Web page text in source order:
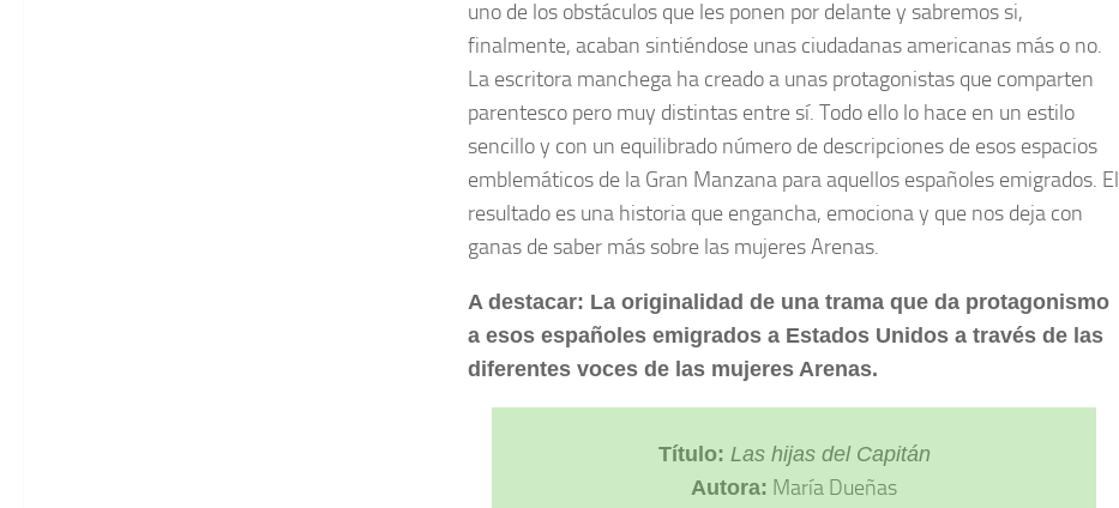
uno de los obstáculos que les ponen por delante y sabremos si,
finalmente, acaban sintiéndose unas ciudadanas americanas más o no.
La escritora manchega ha creado a unas protagonistas que comparten
parentesco pero muy distintas entre sí. Todo ello lo hace en un estilo
sencillo y con un equilibrado número de descripciones de esos espacios
emblemáticos de la Gran Manzana para aquellos españoles emigrados. El
resultado es una historia que engancha, emociona y que nos deja con
ganas de saber más sobre las mujeres Arenas.
A destacar: La originalidad de una trama que da protagonismo
a esos españoles emigrados a Estados Unidos a través de las
diferentes voces de las mujeres Arenas.
Título: Las hijas del Capitán
Autora: María Dueñas